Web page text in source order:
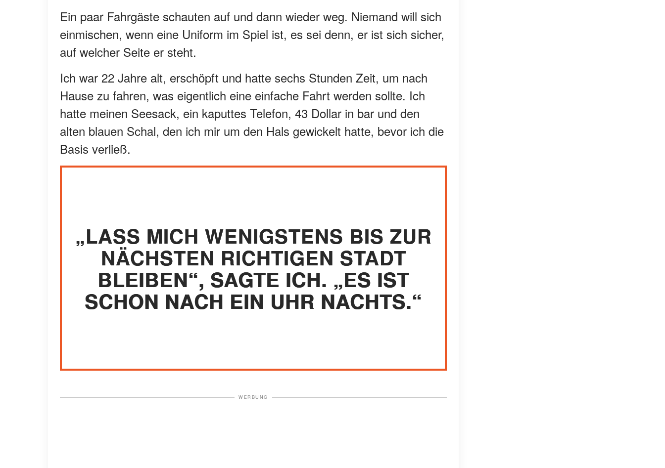
Ein paar Fahrgäste schauten auf und dann wieder weg. Niemand will sich
einmischen, wenn eine Uniform im Spiel ist, es sei denn, er ist sich sicher,
auf welcher Seite er steht.
Ich war 22 Jahre alt, erschöpft und hatte sechs Stunden Zeit, um nach
Hause zu fahren, was eigentlich eine einfache Fahrt werden sollte. Ich
hatte meinen Seesack, ein kaputtes Telefon, 43 Dollar in bar und den
alten blauen Schal, den ich mir um den Hals gewickelt hatte, bevor ich die
Basis verließ.
„LASS MICH WENIGSTENS BIS ZUR
NÄCHSTEN RICHTIGEN STADT
BLEIBEN“, SAGTE ICH. „ES IST
SCHON NACH EIN UHR NACHTS.“
WERBUNG